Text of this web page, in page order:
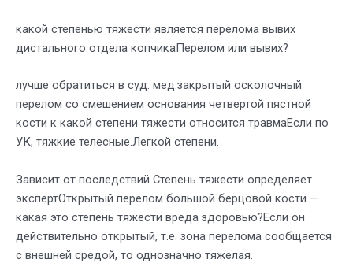
какой степенью тяжести является перелома вывих
дистального отдела копчикаПерелом или вывих?
лучше обратиться в суд. мед.закрытый осколочный
перелом со смешением основания четвертой пястной
кости к какой степени тяжести относится травмаЕсли по
УК, тяжкие телесные.Легкой степени.
Зависит от последствий Степень тяжести определяет
экспертОткрытый перелом большой берцовой кости —
какая это степень тяжести вреда здоровью?Если он
действительно открытый, т.е. зона перелома сообщается
с внешней средой, то однозначно тяжелая.